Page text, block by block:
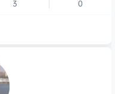
3
0